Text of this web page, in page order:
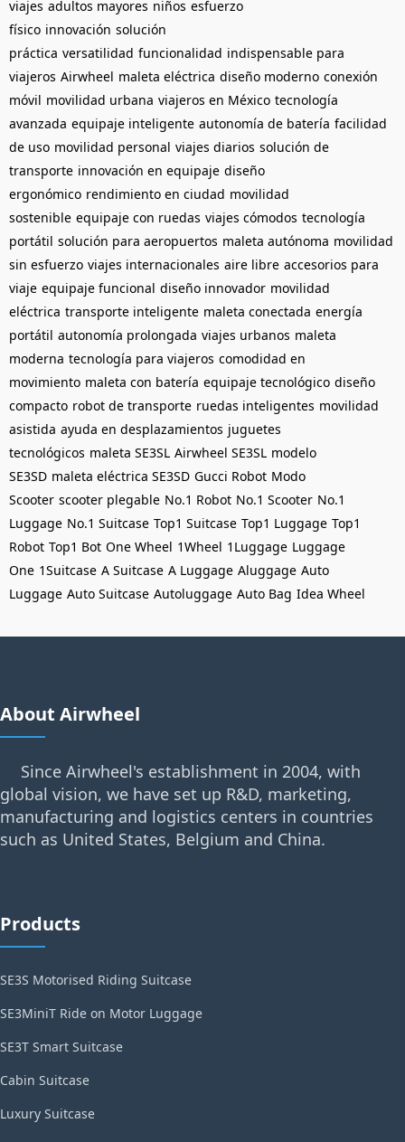
viajes adultos mayores niños esfuerzo
físico innovación solución
práctica versatilidad funcionalidad indispensable para
viajeros Airwheel maleta eléctrica diseño moderno conexión
móvil movilidad urbana viajeros en México tecnología
avanzada equipaje inteligente autonomía de batería facilidad
de uso movilidad personal viajes diarios solución de
transporte innovación en equipaje diseño
ergonómico rendimiento en ciudad movilidad
sostenible equipaje con ruedas viajes cómodos tecnología
portátil solución para aeropuertos maleta autónoma movilidad
sin esfuerzo viajes internacionales aire libre accesorios para
viaje equipaje funcional diseño innovador movilidad
eléctrica transporte inteligente maleta conectada energía
portátil autonomía prolongada viajes urbanos maleta
moderna tecnología para viajeros comodidad en
movimiento maleta con batería equipaje tecnológico diseño
compacto robot de transporte ruedas inteligentes movilidad
asistida ayuda en desplazamientos juguetes
tecnológicos maleta SE3SL Airwheel SE3SL modelo
SE3SD maleta eléctrica SE3SD Gucci Robot Modo
Scooter scooter plegable No.1 Robot No.1 Scooter No.1
Luggage No.1 Suitcase Top1 Suitcase Top1 Luggage Top1
Robot Top1 Bot One Wheel 1Wheel 1Luggage Luggage
One 1Suitcase A Suitcase A Luggage Aluggage Auto
Luggage Auto Suitcase Autoluggage Auto Bag Idea Wheel
About Airwheel
Since Airwheel's establishment in 2004, with
global vision, we have set up R&D, marketing,
manufacturing and logistics centers in countries
such as United States, Belgium and China.
Products
SE3S Motorised Riding Suitcase
SE3MiniT Ride on Motor Luggage
SE3T Smart Suitcase
Cabin Suitcase
Luxury Suitcase